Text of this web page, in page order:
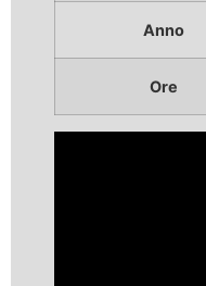
Anno
Ore